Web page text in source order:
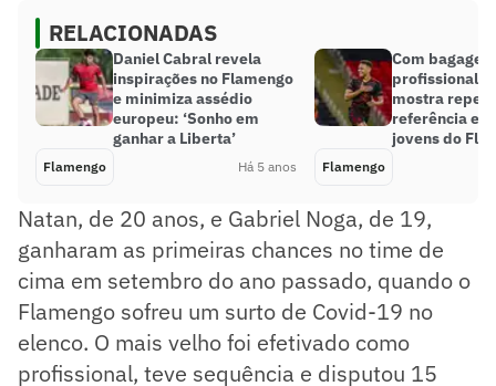
RELACIONADAS
Daniel Cabral revela
inspirações no Flamengo
e minimiza assédio
europeu: ‘Sonho em
ganhar a Liberta’
Flamengo Há 5 anos
Com
profissional,
mostra
referência
jovens do
Flamengo
Natan, de 20 anos, e Gabriel Noga, de 19,
ganharam as primeiras chances no time de
cima em setembro do ano passado, quando o
Flamengo sofreu um surto de Covid-19 no
elenco. O mais velho foi efetivado como
profissional, teve sequência e disputou 15